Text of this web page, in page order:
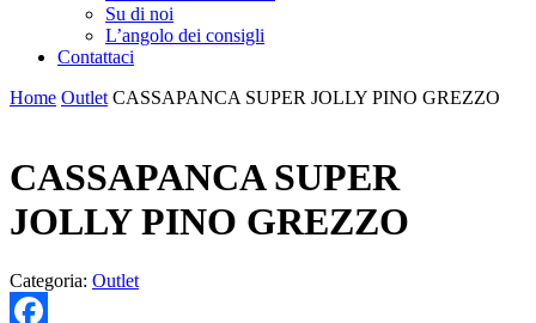
Su di noi
L’angolo dei consigli
Contattaci
Home Outlet CASSAPANCA SUPER JOLLY PINO GREZZO
CASSAPANCA SUPER
JOLLY PINO GREZZO
Categoria: Outlet